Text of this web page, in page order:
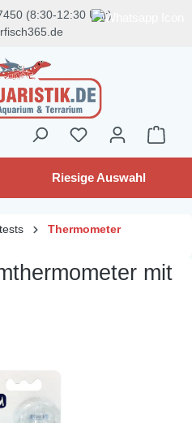
(8:30-12:30 Uhr)
Riesige Auswahl
Thermometer
mit